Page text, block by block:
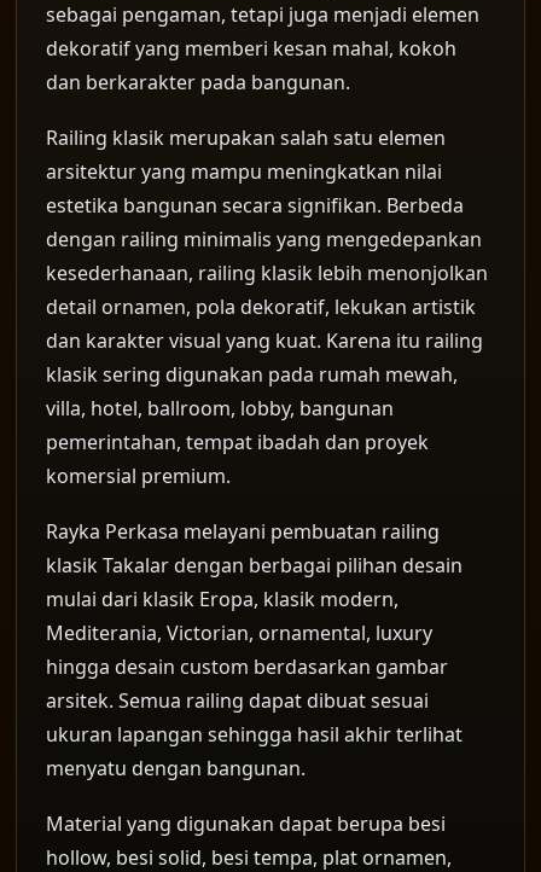
sebagai pengaman, tetapi juga menjadi elemen
dekoratif yang memberi kesan mahal, kokoh
dan berkarakter pada bangunan.
Railing klasik merupakan salah satu elemen
arsitektur yang mampu meningkatkan nilai
estetika bangunan secara signifikan. Berbeda
dengan railing minimalis yang mengedepankan
kesederhanaan, railing klasik lebih menonjolkan
detail ornamen, pola dekoratif, lekukan artistik
dan karakter visual yang kuat. Karena itu railing
klasik sering digunakan pada rumah mewah,
villa, hotel, ballroom, lobby, bangunan
pemerintahan, tempat ibadah dan proyek
komersial premium.
Rayka Perkasa melayani pembuatan railing
klasik Takalar dengan berbagai pilihan desain
mulai dari klasik Eropa, klasik modern,
Mediterania, Victorian, ornamental, luxury
hingga desain custom berdasarkan gambar
arsitek. Semua railing dapat dibuat sesuai
ukuran lapangan sehingga hasil akhir terlihat
menyatu dengan bangunan.
Material yang digunakan dapat berupa besi
hollow, besi solid, besi tempa, plat ornamen,